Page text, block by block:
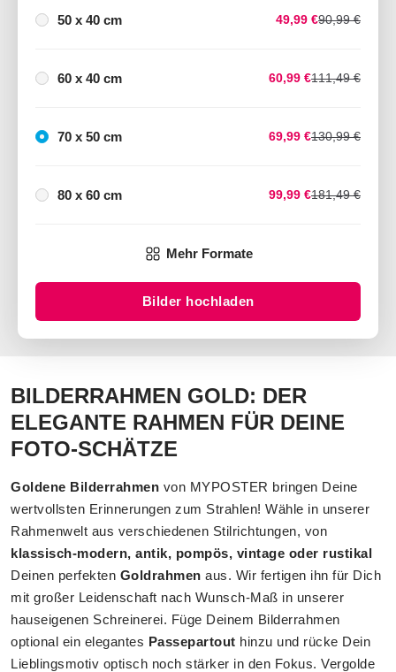
50 x 40 cm 49,99 €90,99 €
60 x 40 cm 60,99 €111,49 €
70 x 50 cm 69,99 €130,99 €
80 x 60 cm 99,99 €181,49 €
Mehr Formate
Bilder hochladen
BILDERRAHMEN GOLD: DER
ELEGANTE RAHMEN FÜR DEINE
FOTO-SCHÄTZE
Goldene Bilderrahmen von MYPOSTER bringen Deine
wertvollsten Erinnerungen zum Strahlen! Wähle in unserer
Rahmenwelt aus verschiedenen Stilrichtungen, von
klassisch-modern, antik, pompös, vintage oder rustikal
Deinen perfekten Goldrahmen aus. Wir fertigen ihn für Dich
mit großer Leidenschaft nach Wunsch-Maß in unserer
hauseigenen Schreinerei. Füge Deinem Bilderrahmen
optional ein elegantes Passepartout hinzu und rücke Dein
Lieblingsmotiv optisch noch stärker in den Fokus. Vergolde